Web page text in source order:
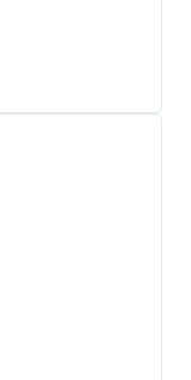
flecha o la tecla